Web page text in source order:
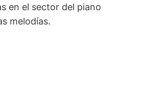
en el sector del piano
melodías.